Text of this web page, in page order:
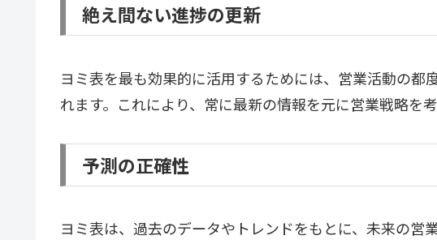
絶え間ない進捗の更新
ヨミ表を最も効果的に活用するためには、営業活動の都
れます。これにより、常に最新の情報を元に営業戦略を
予測の正確性
ヨミ表は、過去のデータやトレンドをもとに、未来の営